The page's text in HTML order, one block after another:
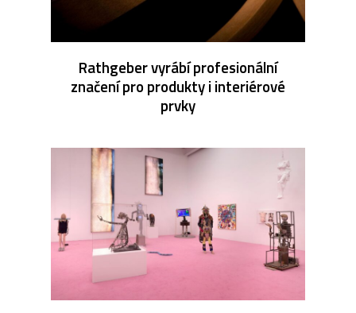
Rathgeber vyrábí profesionální
značení pro produkty i interiérové
prvky